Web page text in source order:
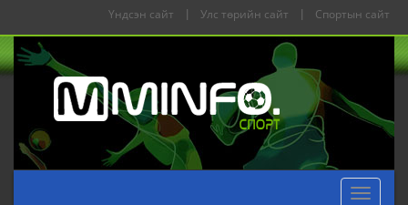
Үндсэн сайт | Улс төрийн сайт | Спортын сайт
Toggle